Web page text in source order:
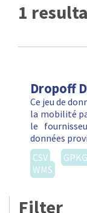
1
Dropoff
Ce jeu de
la mobilité
le
données
CSV
GPKG
WMS
Filter